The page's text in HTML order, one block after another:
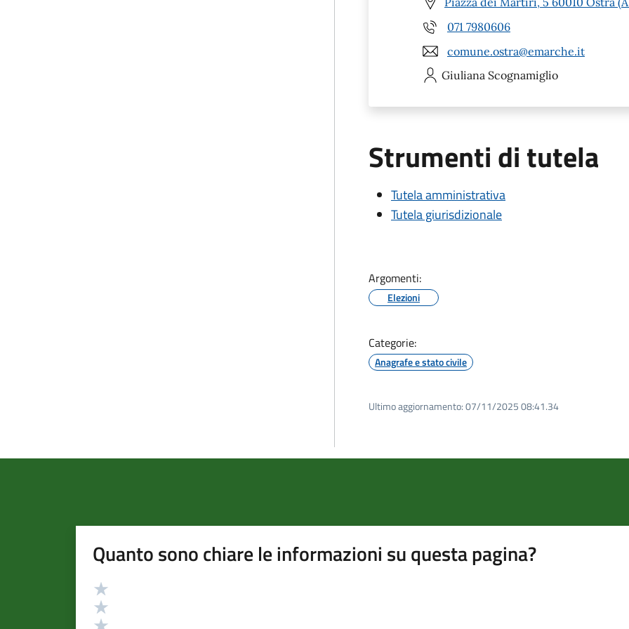
071 7980606
comune.ostra@emarche.it
Giuliana Scognamiglio
Strumenti di tutela
Tutela amministrativa
Tutela giurisdizionale
Argomenti:
Elezioni
Categorie:
Anagrafe e stato civile
Ultimo aggiornamento:07/11/2025 08:41.34
Quanto sono chiare le informazioni su questa pagina?
Valutazione